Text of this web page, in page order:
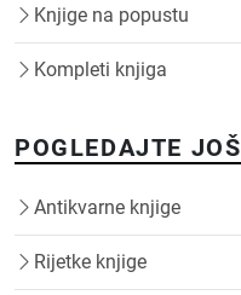
Knjige na popustu
Kompleti knjiga
POGLEDAJTE JOŠ
Antikvarne knjige
Rijetke knjige